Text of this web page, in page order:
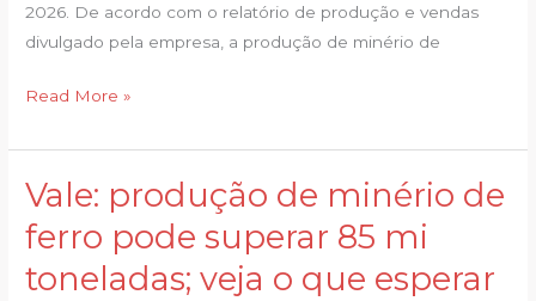
2026. De acordo com o relatório de produção e vendas
divulgado pela empresa, a produção de minério de
perde
no
Read More »
Vale: produção de minério de
ferro pode superar 85 mi
toneladas; veja o que esperar
Vale:
de
minério